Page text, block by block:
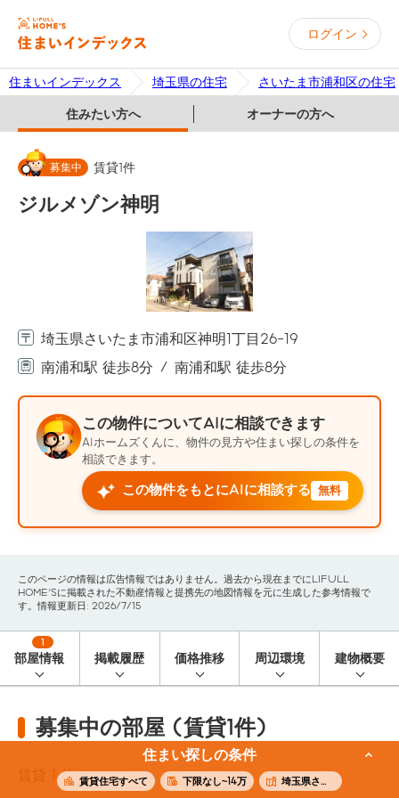
ログイン
住まいインデックス 埼玉県の住宅 さいたま市浦和区の住宅
住みたい方へ オーナーの方へ
住まい探しの条件
賃貸住宅すべて 下限なし~14万 埼玉県さいたま市浦和区
募集中 賃貸1件
ジルメゾン神明
埼玉県さいたま市浦和区神明1丁目26-19
南浦和駅 徒歩8分
南浦和駅 徒歩8分
この物件についてAIに相談できます
AIホームズくんに、物件の見方や住まい探しの条件を
相談できます。
この物件をもとにAIに相談する 無料
このページの情報は広告情報ではありません。過去から現在までにLIFULL
HOME'Sに掲載された不動産情報と提携先の地図情報を元に生成した参考情報で
す。情報更新日: 2026/7/15
部屋情報
1
掲載履歴 価格推移 周辺環境 建物概要
募集中の部屋 (賃貸1件)
1 件